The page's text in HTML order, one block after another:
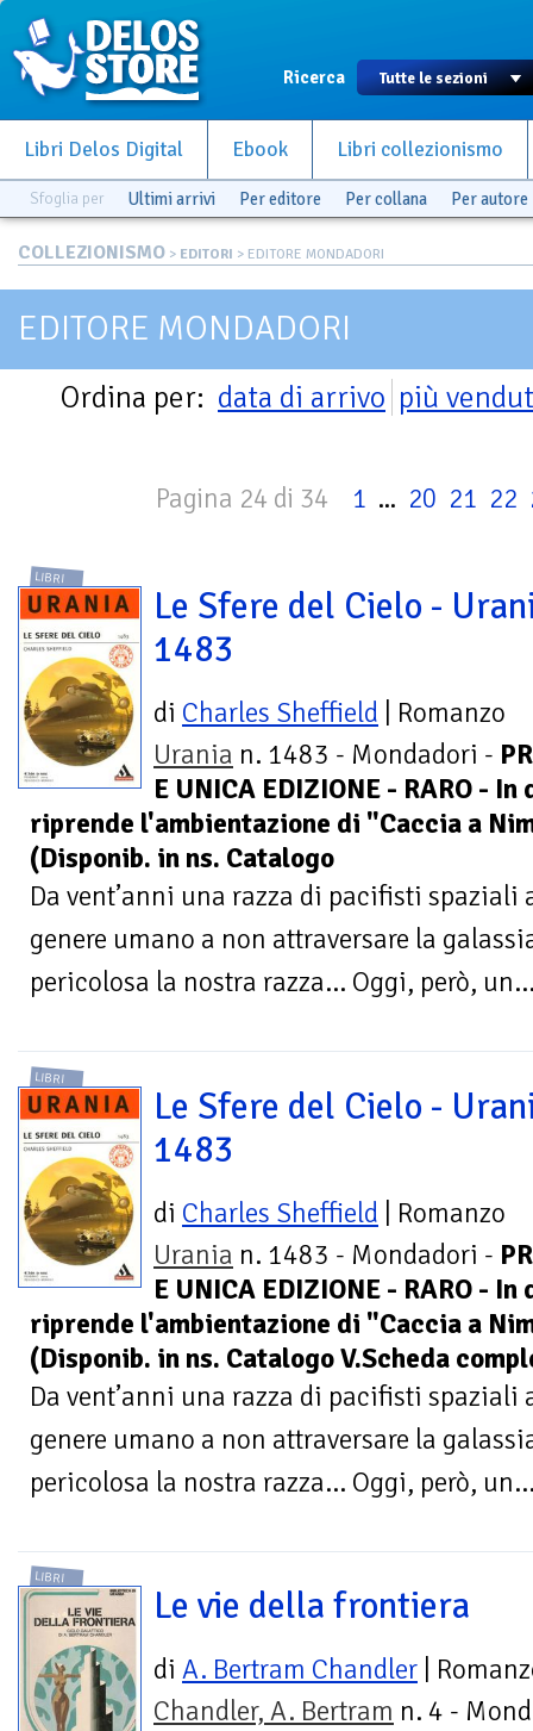
Ricerca
Libri Delos Digital Ebook Libri collezionismo
Sfoglia per Ultimi arrivi Per editore Per collana Per autore
COLLEZIONISMO > EDITORI > EDITORE MONDADORI
EDITORE MONDADORI
Ordina per: data di arrivo più
Pagina 24 di 34 1 ... 20 21 22
LIBRI
Le Sfere del Cielo -
1483
di Charles Sheffield | Romanzo
Urania n. 1483 - Mondadori -
E UNICA EDIZIONE - RARO -
riprende l'ambientazione di "Caccia a
(Disponib. in ns. Catalogo
Da vent’anni una razza di pacifisti
genere umano a non attraversare la
pericolosa la nostra razza... Oggi, però,
LIBRI
Le Sfere del Cielo -
1483
di Charles Sheffield | Romanzo
Urania n. 1483 - Mondadori -
E UNICA EDIZIONE - RARO -
riprende l'ambientazione di "Caccia a
(Disponib. in ns. Catalogo V.Scheda
Da vent’anni una razza di pacifisti
genere umano a non attraversare la
pericolosa la nostra razza... Oggi, però,
LIBRI
Le vie della frontiera
di A. Bertram Chandler |
Chandler, A. Bertram n. 4 -